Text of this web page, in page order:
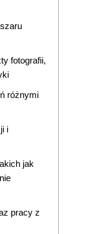
fotografii,
różnymi
i
jak
pracy z